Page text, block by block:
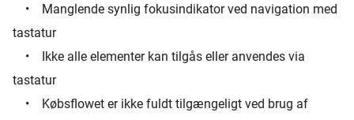
• Manglende synlig fokusindikator ved navigation med
tastatur
• Ikke alle elementer kan tilgås eller anvendes via
tastatur
• Købsflowet er ikke fuldt tilgængeligt ved brug af